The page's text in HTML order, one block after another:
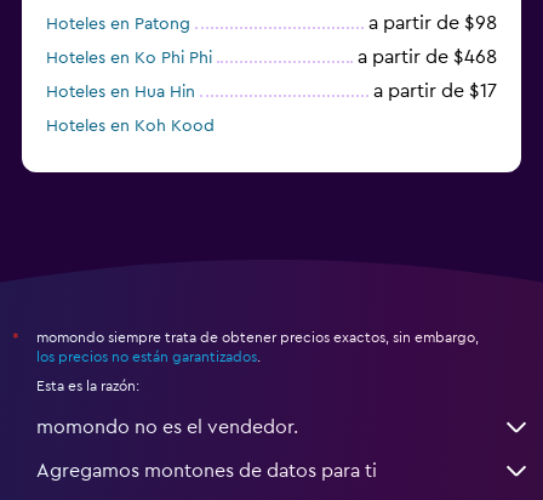
Hoteles en Patong a partir de $98
Hoteles en Ko Phi Phi a partir de $468
Hoteles en Hua Hin a partir de $17
Hoteles en Koh Kood
*
momondo siempre trata de obtener precios exactos, sin embargo,
los precios no están garantizados
Esta es la razón:
momondo no es el vendedor.
Agregamos montones de datos para ti